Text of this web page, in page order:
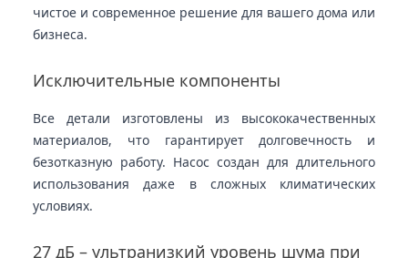
чистое и современное решение для вашего дома или
бизнеса.
Исключительные компоненты
Все детали изготовлены из высококачественных
материалов, что гарантирует долговечность и
безотказную работу. Насос создан для длительного
использования даже в сложных климатических
условиях.
27 дБ – ультранизкий уровень шума при